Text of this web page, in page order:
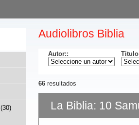
(30)
Audiolibros Biblia
Autor::
66 resultados
La Biblia: 10